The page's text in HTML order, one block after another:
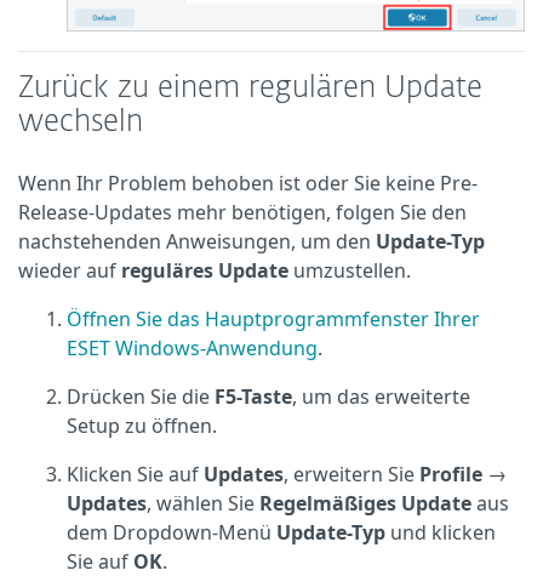
Zurück zu einem regulären Update
wechseln
Wenn Ihr Problem behoben ist oder Sie keine Pre-
Release-Updates mehr benötigen, folgen Sie den
nachstehenden Anweisungen, um den Update-Typ
wieder auf reguläres Update umzustellen.
Öffnen Sie das Hauptprogrammfenster Ihrer
ESET Windows-Anwendung.
Drücken Sie die F5-Taste, um das erweiterte
Setup zu öffnen.
Klicken Sie auf Updates, erweitern Sie Profile →
Updates, wählen Sie Regelmäßiges Updateaus
dem Dropdown-Menü Update-Typ und klicken
Sie auf OK.